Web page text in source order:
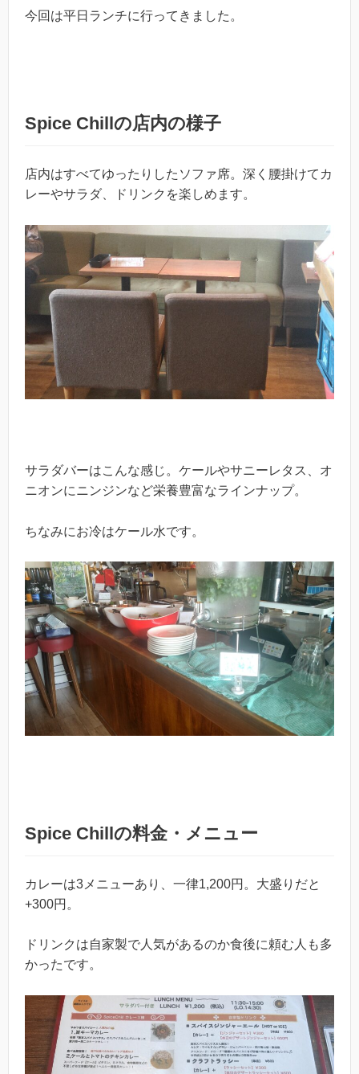
今回は平日ランチに行ってきました。
Spice Chillの店内の様子
店内はすべてゆったりしたソファ席。深く腰掛けてカ
レーやサラダ、ドリンクを楽しめます。
サラダバーはこんな感じ。ケールやサニーレタス、オ
ニオンにニンジンなど栄養豊富なラインナップ。
ちなみにお冷はケール水です。
Spice Chillの料金・メニュー
カレーは3メニューあり、一律1,200円。大盛りだと
+300円。
ドリンクは自家製で人気があるのか食後に頼む人も多
かったです。